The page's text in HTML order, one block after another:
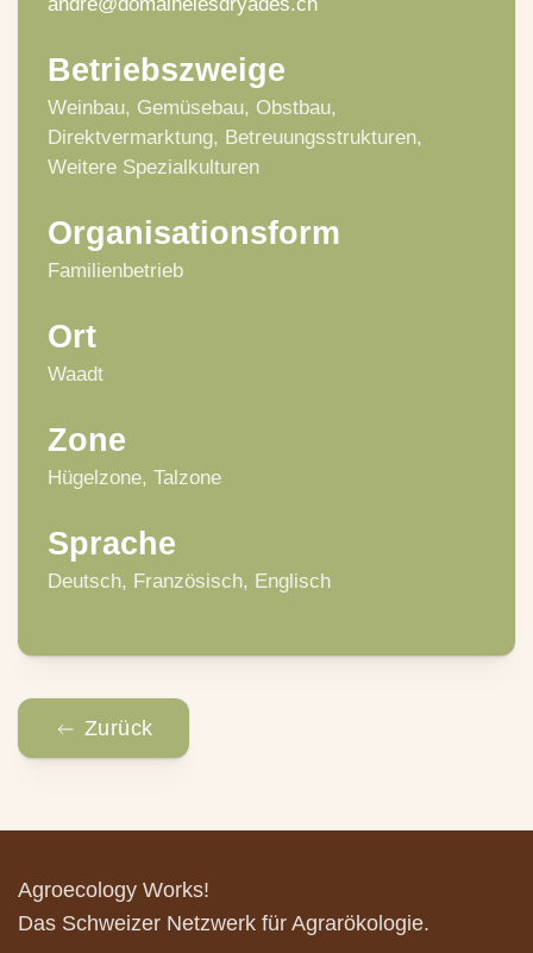
Betriebszweige
Weinbau, Gemüsebau, Obstbau,
Direktvermarktung, Betreuungsstrukturen,
Weitere Spezialkulturen
Organisationsform
Familienbetrieb
Ort
Waadt
Zone
Hügelzone, Talzone
Sprache
Deutsch, Französisch, Englisch
Zurück
Agroecology Works!
Das Schweizer Netzwerk für Agrarökologie.